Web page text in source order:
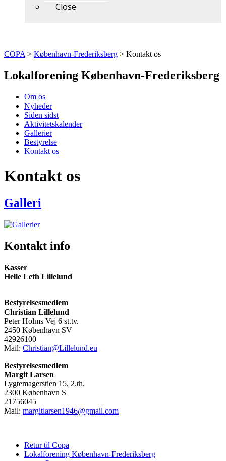
Close
COPA > København-Frederiksberg > Kontakt os
Lokalforening København-Frederiksberg
Om os
Nyheder
Siden sidst
Aktivitetskalender
Gallerier
Bestyrelse
Kontakt os
Kontakt os
Galleri
Kontakt info
Kasser
Helle Leth Lillelund
Bestyrelsesmedlem
Christian Lillelund
Peter Holms Vej 6 st.tv.
2450 København SV
42926100
Mail: Christian@Lillelund.eu
Bestyrelsesmedlem
Margit Larsen
Lygtemagerstien 15, 2.th.
2300 København S
21756045
Mail: margitlarsen1946@gmail.com
Retur til Copa
Lokalforening København-Frederiksberg